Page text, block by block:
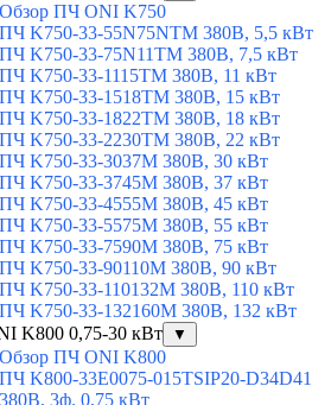
Обзор ПЧ ONI K750
ПЧ K750-33-55N75NTM 380В, 5,5 кВт
ПЧ K750-33-75N11TM 380В, 7,5 кВт
ПЧ K750-33-1115TM 380В, 11 кВт
ПЧ K750-33-1518TM 380В, 15 кВт
ПЧ K750-33-1822TM 380В, 18 кВт
ПЧ K750-33-2230TM 380В, 22 кВт
ПЧ K750-33-3037M 380В, 30 кВт
ПЧ K750-33-3745M 380В, 37 кВт
ПЧ K750-33-4555M 380В, 45 кВт
ПЧ K750-33-5575M 380В, 55 кВт
ПЧ K750-33-7590M 380В, 75 кВт
ПЧ K750-33-90110M 380В, 90 кВт
ПЧ K750-33-110132M 380В, 110 кВт
ПЧ K750-33-132160M 380В, 132 кВт
K800 0,75-30 кВт
▼
Обзор ПЧ ONI K800
ПЧ K800-33E0075-015TSIP20-D34D41
380В, 3ф. 0,75 кВт